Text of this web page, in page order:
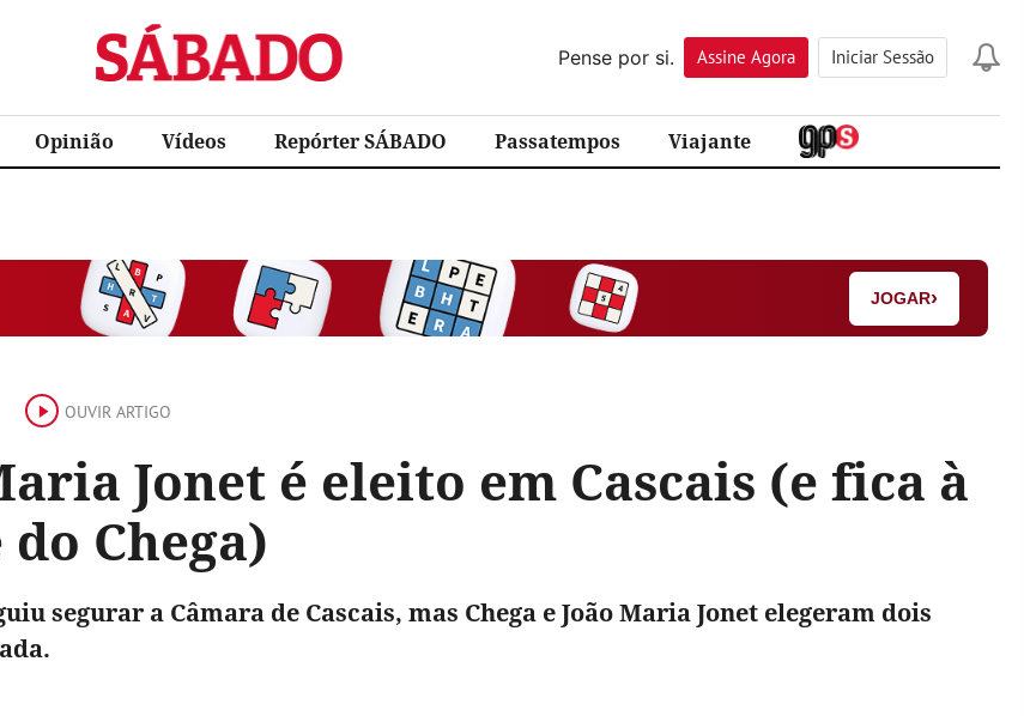
Sábado
Pense por si.
Assine Agora Iniciar Sessão
Opinião Vídeos Repórter SÁBADO Passatempos Viajante
JOGAR›
OUVIR ARTIGO
Jonet é eleito em Cascais (e fica à
Chega)
segurar a Câmara de Cascais, mas Chega e João Maria Jonet elegeram dois